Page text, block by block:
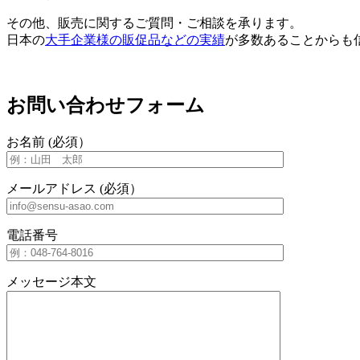
その他、販売に関するご質問・ご相談を承ります。
日本の大手企業様の販促品などの実績が多数あることからも
お問い合わせフォーム
お名前 (必須）
メールアドレス (必須）
電話番号
メッセージ本文